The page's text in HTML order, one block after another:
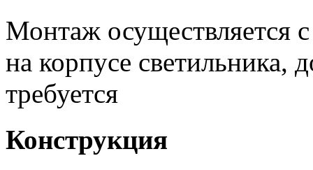
Монтаж
на корпусе светильника,
требуется
Конструкция